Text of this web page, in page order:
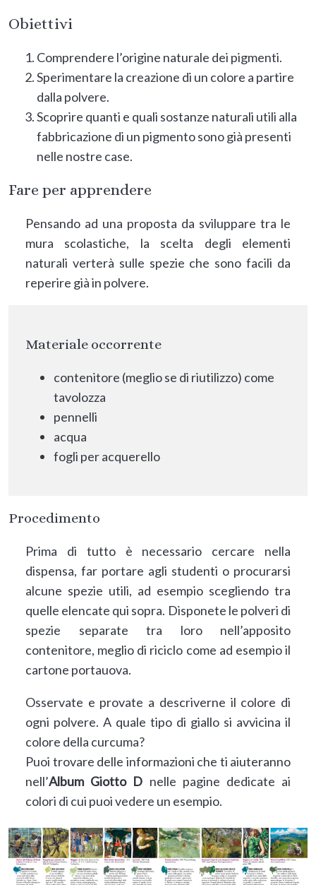
Obiettivi
Comprendere l’origine naturale dei pigmenti.
Sperimentare la creazione di un colore a partire
dalla polvere.
Scoprire quanti e quali sostanze naturali utili alla
fabbricazione di un pigmento sono già presenti
nelle nostre case.
Fare per apprendere
Pensando ad una proposta da sviluppare tra le
mura scolastiche, la scelta degli elementi
naturali verterà sulle spezie che sono facili da
reperire già in polvere.
Materiale occorrente
contenitore (meglio se di riutilizzo) come
tavolozza
pennelli
acqua
fogli per acquerello
Procedimento
Prima di tutto è necessario cercare nella
dispensa, far portare agli studenti o procurarsi
alcune spezie utili, ad esempio scegliendo tra
quelle elencate qui sopra. Disponete le polveri di
spezie separate tra loro nell’apposito
contenitore, meglio di riciclo come ad esempio il
cartone portauova.
Osservate e provate a descriverne il colore di
ogni polvere. A quale tipo di giallo si avvicina il
colore della curcuma?
Puoi trovare delle informazioni che ti aiuteranno
nell’Album Giotto D nelle pagine dedicate ai
colori di cui puoi vedere un esempio.